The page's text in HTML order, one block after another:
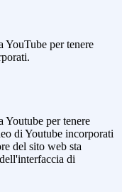
YouTube per tenere
Youtube per tenere
di Youtube incorporati
del sito web sta
di